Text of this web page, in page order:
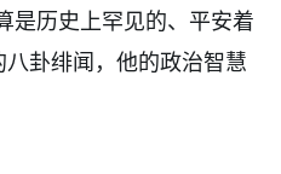
是历史上罕见的、平安着
八卦绯闻，他的政治智慧